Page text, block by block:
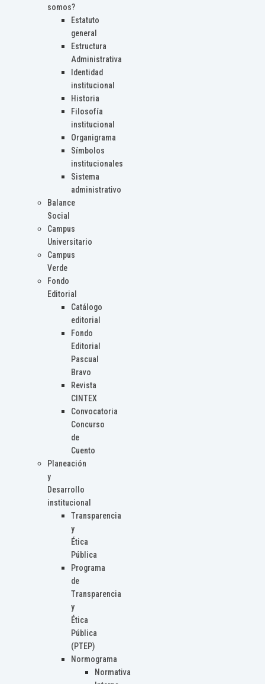
somos?
Estatuto
general
Estructura
Administrativa
Identidad
institucional
Historia
Filosofía
institucional
Organigrama
Símbolos
institucionales
Sistema
administrativo
Balance
Social
Campus
Universitario
Campus
Verde
Fondo
Editorial
Catálogo
editorial
Fondo
Editorial
Pascual
Bravo
Revista
CINTEX
Convocatoria
Concurso
de
Cuento
Planeación
y
Desarrollo
institucional
Transparencia
y
Ética
Pública
Programa
de
Transparencia
y
Ética
Pública
(PTEP)
Normograma
Normativa